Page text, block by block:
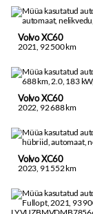
Volvo XC60
2021, 92 500 km
Volvo XC60
2022, 92 688 km
Volvo XC60
2023, 91 552 km